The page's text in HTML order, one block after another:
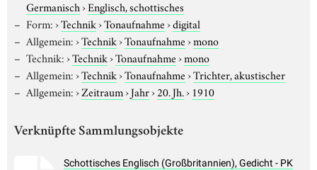
Germanisch›Englisch, schottisches
Form:›Technik›Tonaufnahme›digital
Allgemein:›Technik›Tonaufnahme›mono
Technik:›Technik›Tonaufnahme›mono
Allgemein:›Technik›Tonaufnahme›Trichter, akustischer
Allgemein:›Zeitraum›Jahr›20. Jh.› 1910
Verknüpfte Sammlungsobjekte
Schottisches Englisch (Großbritannien), Gedicht - PK